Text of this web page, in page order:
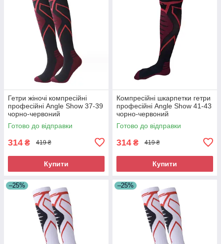
Гетри жіночі компресійні
професійні Angle Show 37-39
чорно-червоний
Готово до відправки
314 ₴ 419 ₴
Купити
Компресійні шкарпетки гетри
професійні Angle Show 41-43
чорно-червоний
Готово до відправки
314 ₴ 419 ₴
Купити
–25% –25%